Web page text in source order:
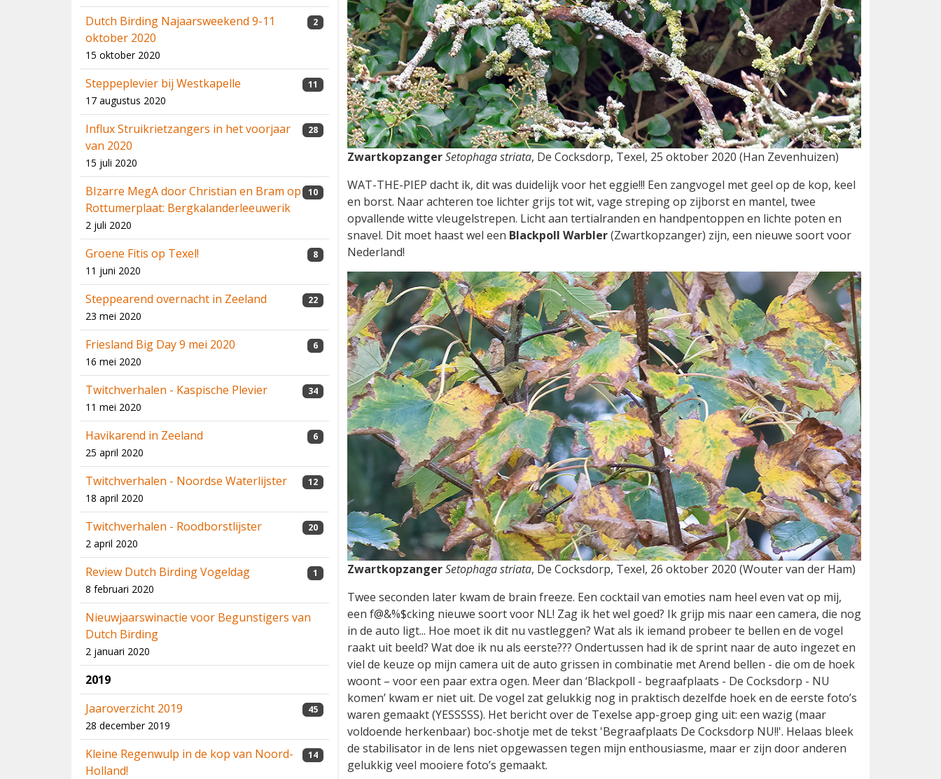
Dutch Birding Najaarsweekend 9-11
oktober 2020
15 oktober 2020
2
Steppeplevier bij Westkapelle
17 augustus 2020
11
Influx Struikrietzangers in het voorjaar
van 2020
15 juli 2020
28
BIzarre MegA door Christian en Bram op
Rottumerplaat: Bergkalanderleeuwerik
2 juli 2020
10
Groene Fitis op Texel!
11 juni 2020
8
Steppearend overnacht in Zeeland
23 mei 2020
22
Friesland Big Day 9 mei 2020
16 mei 2020
6
Twitchverhalen - Kaspische Plevier
11 mei 2020
34
Havikarend in Zeeland
25 april 2020
6
Twitchverhalen - Noordse Waterlijster
18 april 2020
12
Twitchverhalen - Roodborstlijster
2 april 2020
20
Review Dutch Birding Vogeldag
8 februari 2020
1
Nieuwjaarswinactie voor Begunstigers van
Dutch Birding
2 januari 2020
2019
Jaaroverzicht 2019
28 december 2019
45
Kleine Regenwulp in de kop van Noord-
Holland!
14
ZwartkopzangerSetophaga striata, De Cocksdorp, Texel, 25 oktober 2020 (Han Zevenhuizen)
WAT-THE-PIEP dacht ik, dit was duidelijk voor het eggie!!! Een zangvogel met geel op de kop, keel
en borst. Naar achteren toe lichter grijs tot wit, vage streping op zijborst en mantel, twee
opvallende witte vleugelstrepen. Licht aan tertialranden en handpentoppen en lichte poten en
snavel. Dit moet haast wel een Blackpoll Warbler(Zwartkopzanger) zijn, een nieuwe soort voor
Nederland!
ZwartkopzangerSetophaga striata, De Cocksdorp, Texel, 26 oktober 2020 (Wouter van der Ham)
Twee seconden later kwam de brain freeze. Een cocktail van emoties nam heel even vat op mij,
een f@&%$cking nieuwe soort voor NL! Zag ik het wel goed? Ik grijp mis naar een camera, die nog
in de auto ligt... Hoe moet ik dit nu vastleggen? Wat als ik iemand probeer te bellen en de vogel
raakt uit beeld? Wat doe ik nu als eerste??? Ondertussen had ik de sprint naar de auto ingezet en
viel de keuze op mijn camera uit de auto grissen in combinatie met Arend bellen - die om de hoek
woont – voor een paar extra ogen. Meer dan ‘Blackpoll - begraafplaats - De Cocksdorp - NU
komen’ kwam er niet uit. De vogel zat gelukkig nog in praktisch dezelfde hoek en de eerste foto’s
waren gemaakt (YESSSSS). Het bericht over de Texelse app-groep ging uit: een wazig (maar
voldoende herkenbaar) boc-shotje met de tekst 'Begraafplaats De Cocksdorp NU!!'. Helaas bleek
de stabilisator in de lens niet opgewassen tegen mijn enthousiasme, maar er zijn door anderen
gelukkig veel mooiere foto’s gemaakt.